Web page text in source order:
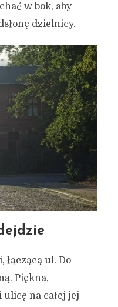
w bok, aby
dzielnicy.
łączącą ul. Do
Piękna,
ulicę na całej jej